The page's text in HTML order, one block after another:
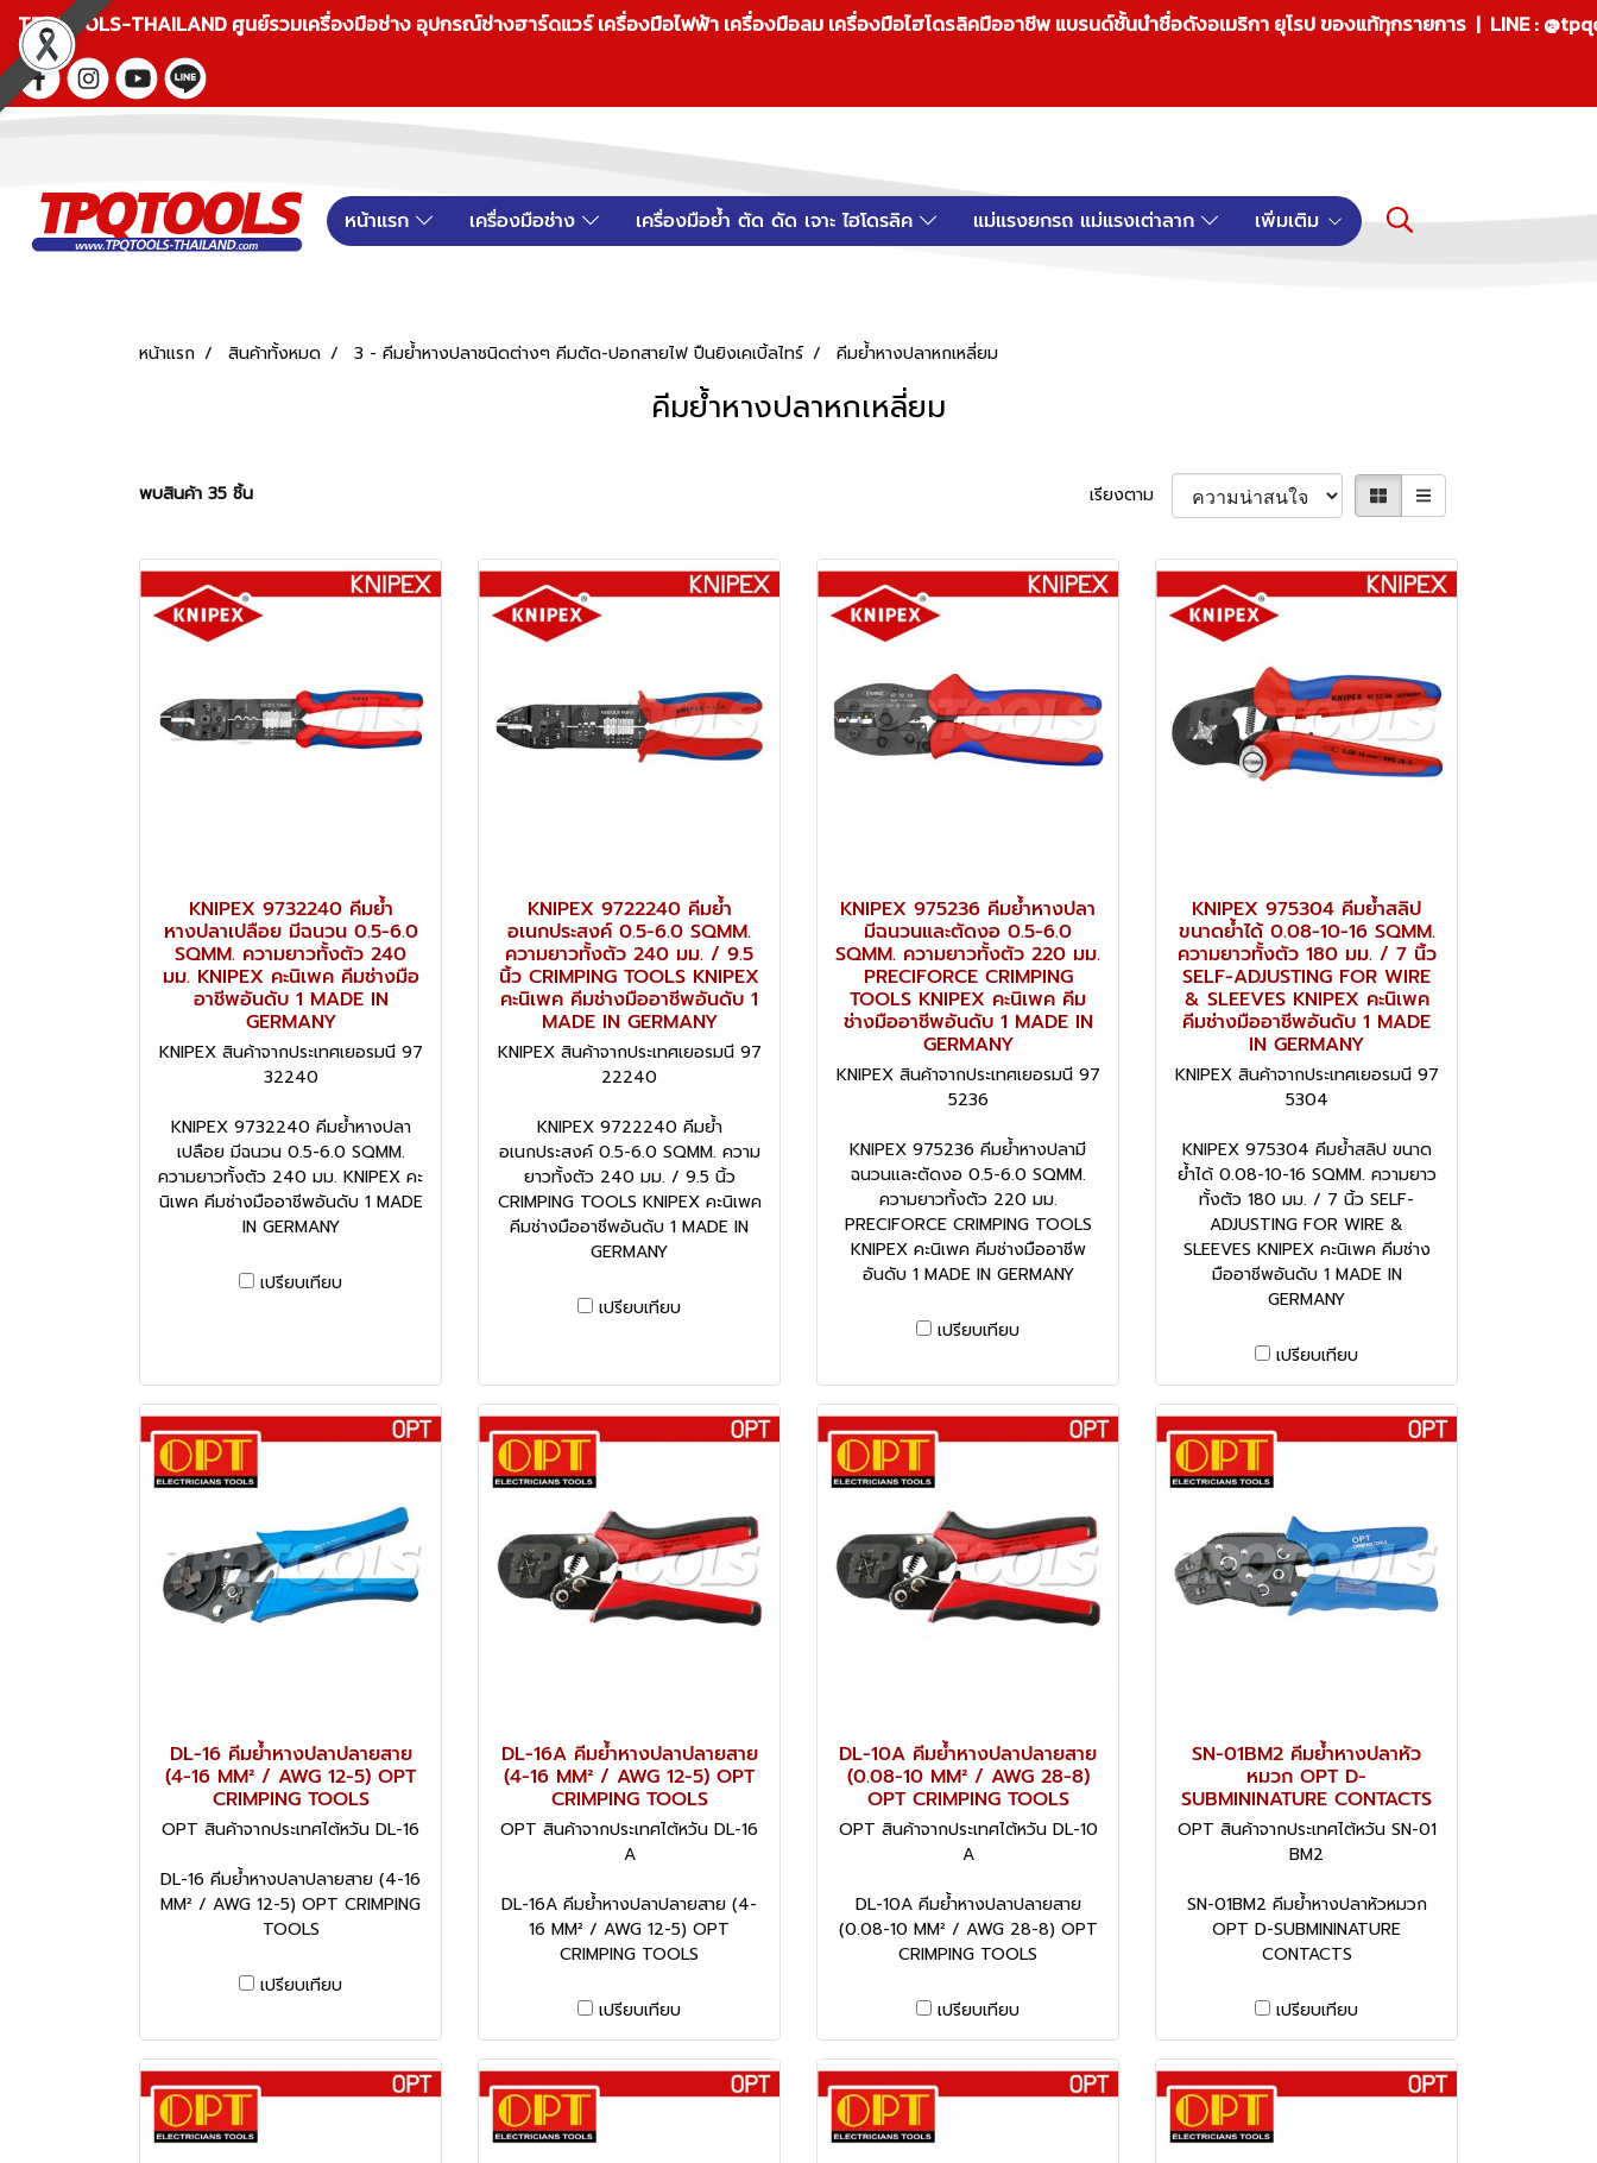
TPQTOOLS-THAILAND ศูนย์รวมเครื่องมือช่าง อุปกรณ์ช่างฮาร์ดแวร์ เครื่องมือไฟฟ้า เครื่องมือลม เครื่องมือไฮโดรลิคมืออาชีพ แบรนด์ชั้นนำชื่อดังอเมริกา ยุโรป ของแท้ทุกรายการ | LINE :
หน้าแรก เครื่องมือช่าง เครื่องมือย้ำ ตัด ดัด เจาะ ไฮโดรลิค แม่แรงยกรถ แม่แรงเต่าลาก เพิ่มเติม
หน้าแรก สินค้าทั้งหมด 3 - คีมย้ำหางปลาชนิดต่างๆ คีมตัด-ปอกสายไฟ ปืนยิงเคเบิ้ลไทร์ คีมย้ำหางปลาหกเหลี่ยม
คีมย้ำหางปลาหกเหลี่ยม
พบสินค้า 35 ชิ้น เรียงตาม
KNIPEX 9732240 คีมย้ำ
หางปลาเปลือย มีฉนวน 0.5-6.0
SQMM. ความยาวทั้งตัว 240
มม. KNIPEX คะนิเพค คีมช่างมือ
อาชีพอันดับ 1 MADE IN
GERMANY
KNIPEX สินค้าจากประเทศเยอรมนี 97
32240
KNIPEX 9732240 คีมย้ำหางปลา
เปลือย มีฉนวน 0.5-6.0 SQMM.
ความยาวทั้งตัว 240 มม. KNIPEX คะ
นิเพค คีมช่างมืออาชีพอันดับ 1 MADE
IN GERMANY
เปรียบเทียบ
KNIPEX 9722240 คีมย้ำ
อเนกประสงค์ 0.5-6.0 SQMM.
ความยาวทั้งตัว 240 มม. / 9.5
นิ้ว CRIMPING TOOLS KNIPEX
คะนิเพค คีมช่างมืออาชีพอันดับ 1
MADE IN GERMANY
KNIPEX สินค้าจากประเทศเยอรมนี 97
22240
KNIPEX 9722240 คีมย้ำ
อเนกประสงค์ 0.5-6.0 SQMM. ความ
ยาวทั้งตัว 240 มม. / 9.5 นิ้ว
CRIMPING TOOLS KNIPEX คะนิเพค
คีมช่างมืออาชีพอันดับ 1 MADE IN
GERMANY
เปรียบเทียบ
KNIPEX 975236 คีมย้ำหางปลา
มีฉนวนและตัดงอ 0.5-6.0
SQMM. ความยาวทั้งตัว 220 มม.
PRECIFORCE CRIMPING
TOOLS KNIPEX คะนิเพค คีม
ช่างมืออาชีพอันดับ 1 MADE IN
GERMANY
KNIPEX สินค้าจากประเทศเยอรมนี 97
5236
KNIPEX 975236 คีมย้ำหางปลามี
ฉนวนและตัดงอ 0.5-6.0 SQMM.
ความยาวทั้งตัว 220 มม.
PRECIFORCE CRIMPING TOOLS
KNIPEX คะนิเพค คีมช่างมืออาชีพ
อันดับ 1 MADE IN GERMANY
เปรียบเทียบ
KNIPEX 975304 คีมย้ำสลิป
ขนาดย้ำได้ 0.08-10-16 SQMM.
ความยาวทั้งตัว 180 มม. / 7 นิ้ว
SELF-ADJUSTING FOR WIRE
& SLEEVES KNIPEX คะนิเพค
คีมช่างมืออาชีพอันดับ 1 MADE
IN GERMANY
KNIPEX สินค้าจากประเทศเยอรมนี 97
5304
KNIPEX 975304 คีมย้ำสลิป ขนาด
ย้ำได้ 0.08-10-16 SQMM. ความยาว
ทั้งตัว 180 มม. / 7 นิ้ว SELF-
ADJUSTING FOR WIRE &
SLEEVES KNIPEX คะนิเพค คีมช่าง
มืออาชีพอันดับ 1 MADE IN
GERMANY
เปรียบเทียบ
DL-16 คีมย้ำหางปลาปลายสาย
(4-16 MM² / AWG 12-5) OPT
CRIMPING TOOLS
OPT สินค้าจากประเทศไต้หวัน DL-16
DL-16 คีมย้ำหางปลาปลายสาย (4-16
MM² / AWG 12-5) OPT CRIMPING
TOOLS
เปรียบเทียบ
DL-16A คีมย้ำหางปลาปลายสาย
(4-16 MM² / AWG 12-5) OPT
CRIMPING TOOLS
OPT สินค้าจากประเทศไต้หวัน DL-16
A
DL-16A คีมย้ำหางปลาปลายสาย (4-
16 MM² / AWG 12-5) OPT
CRIMPING TOOLS
เปรียบเทียบ
DL-10A คีมย้ำหางปลาปลายสาย
(0.08-10 MM² / AWG 28-8)
OPT CRIMPING TOOLS
OPT สินค้าจากประเทศไต้หวัน DL-10
A
DL-10A คีมย้ำหางปลาปลายสาย
(0.08-10 MM² / AWG 28-8) OPT
CRIMPING TOOLS
เปรียบเทียบ
SN-01BM2 คีมย้ำหางปลาหัว
หมวก OPT D-
SUBMININATURE CONTACTS
OPT สินค้าจากประเทศไต้หวัน SN-01
BM2
SN-01BM2 คีมย้ำหางปลาหัวหมวก
OPT D-SUBMININATURE
CONTACTS
เปรียบเทียบ